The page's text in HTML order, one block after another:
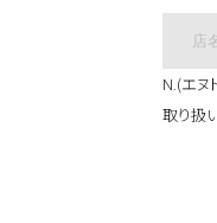
N.(エヌ
取り扱